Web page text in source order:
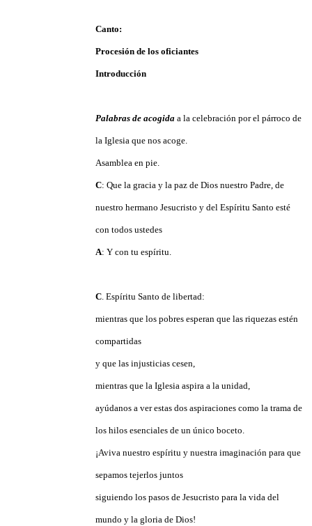
Canto:
Procesión de los oficiantes
Introducción
Palabras de acogida a la celebración por el párroco de
la Iglesia que nos acoge.
Asamblea en pie.
C: Que la gracia y la paz de Dios nuestro Padre, de
nuestro hermano Jesucristo y del Espíritu Santo esté
con todos ustedes
A: Y con tu espíritu.
C. Espíritu Santo de libertad:
mientras que los pobres esperan que las riquezas estén
compartidas
y que las injusticias cesen,
mientras que la Iglesia aspira a la unidad,
ayúdanos a ver estas dos aspiraciones como la trama de
los hilos esenciales de un único boceto.
¡Aviva nuestro espíritu y nuestra imaginación para que
sepamos tejerlos juntos
siguiendo los pasos de Jesucristo para la vida del
mundo y la gloria de Dios!